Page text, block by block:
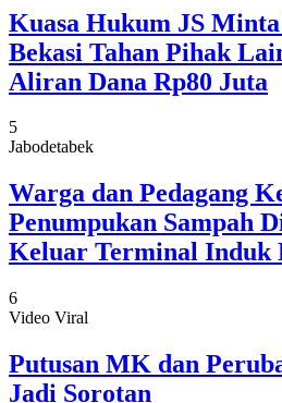
Kuasa Hukum JS
Bekasi Tahan Pihak
Aliran Dana Rp80 Juta
5
Jabodetabek
Warga dan Pedagang
Penumpukan Sampah
Keluar Terminal Induk
6
Video Viral
Putusan MK dan
Jadi Sorotan